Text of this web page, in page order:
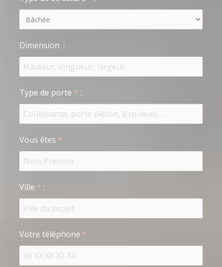
Dimension :
Type de porte * :
Vous êtes *
Ville * :
Votre téléphone *